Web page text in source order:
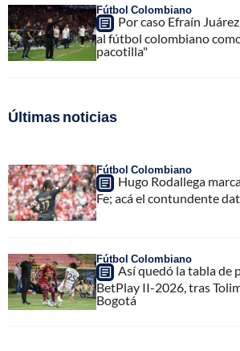
Fútbol Colombiano
Por caso Efraín
al fútbol colombiano
pacotilla"
Últimas noticias
Fútbol Colombiano
Hugo Rodallega
Fe; acá el contundente
Fútbol Colombiano
Así quedó la tabla de
BetPlay II-2026, tras
Bogotá